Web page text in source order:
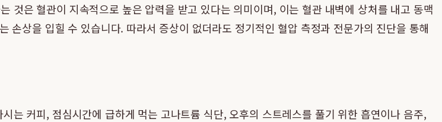
것은 혈관이 지속적으로 높은 압력을 받고 있다는 의미이며, 이는 혈관 내벽에 상처를 내고 동맥
손상을 입힐 수 있습니다. 따라서 증상이 없더라도 정기적인 혈압 측정과 전문가의 진단을 통해
는 커피, 점심시간에 급하게 먹는 고나트륨 식단, 오후의 스트레스를 풀기 위한 흡연이나 음주,